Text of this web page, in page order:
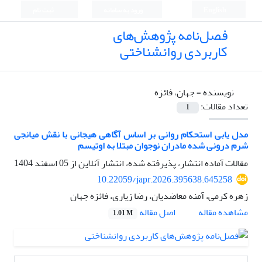
فصل‌نامه پژوهش‌های
کاربردی روانشناختی
نویسنده =جهان، فائزه
تعداد مقالات:
1
مدل یابی استحکام روانی بر اساس آگاهی هیجانی با نقش میانجی
شرم درونی شده مادران نوجوان مبتلا به اوتیسم
مقالات آماده انتشار، پذیرفته شده، انتشار آنلاین از05 اسفند 1404
10.22059/japr.2026.395638.645258
زهره کرمی، آمنه معاضدیان، رضا زیاری، فائزه جهان
مشاهده مقاله
اصل مقاله 1.01 M